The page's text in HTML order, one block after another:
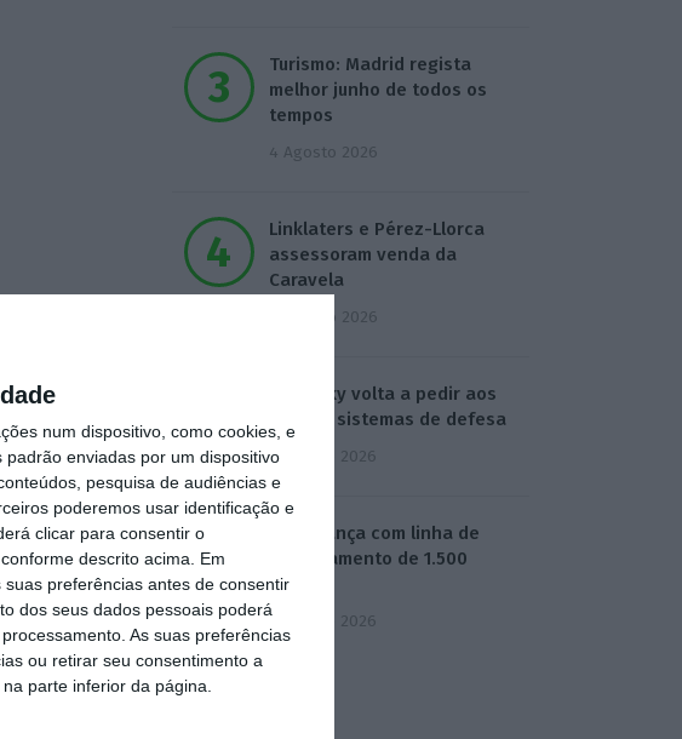
num dispositivo, como cookies, e
enviadas por um dispositivo
pesquisa de audiências e
poderemos usar identificação e
clicar para consentir o
descrito acima. Em
preferências antes de consentir
dos seus dados pessoais poderá
As suas preferências
ou retirar seu consentimento a
parte inferior da página.
Turismo: Madrid regista
melhor junho de todos os
tempos
4 Agosto 2026
Linklaters e Pérez-Llorca
assessoram venda da
Caravela
4 Agosto 2026
Zelensky volta a pedir aos
aliados sistemas de defesa
5 Agosto 2026
BPF avança com linha de
financiamento de 1.500
milhões
5 Agosto 2026